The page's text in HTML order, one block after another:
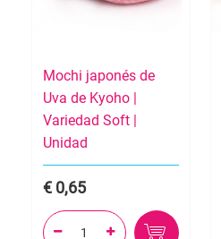
Mochi japonés de
Uva de Kyoho |
Variedad Soft |
Unidad
0,65
 